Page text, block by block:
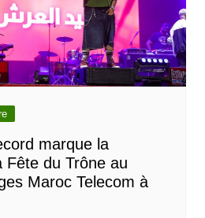
marque la
Fête du Trône au
Maroc Telecom à